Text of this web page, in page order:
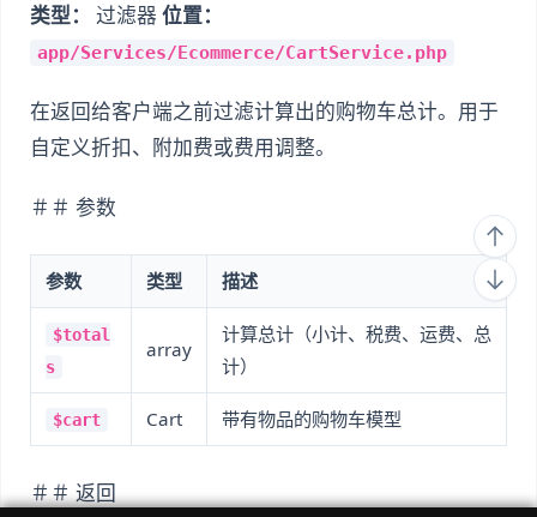
类型： 过滤器 位置：
app/Services/Ecommerce/CartService.php
在返回给客户端之前过滤计算出的购物车总计。用于
自定义折扣、附加费或费用调整。
＃＃ 参数
参数 类型 描述
$total
s
array
计算总计（小计、税费、运费、总
计）
$cart Cart 带有物品的购物车模型
＃＃ 返回